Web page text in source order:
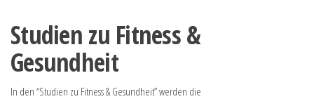
Studien zu Fitness &
Gesundheit
In den “Studien zu Fitness & Gesundheit” werden die